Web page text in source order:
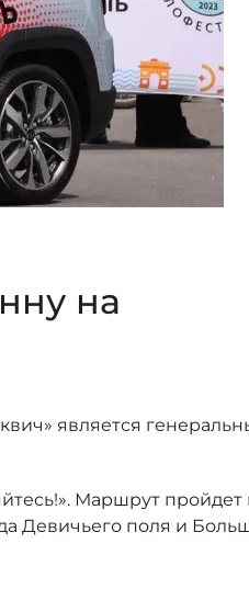
на
является
Маршрут пройдет
Девичьего поля и